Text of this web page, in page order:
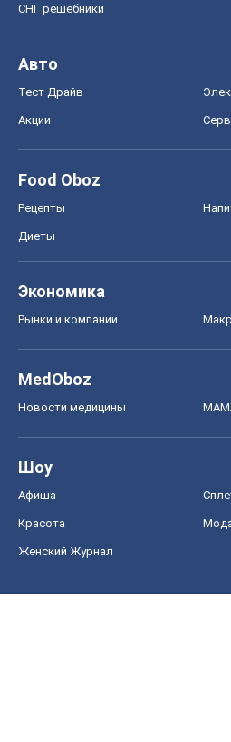
СНГ решебники
Авто
Тест Драйв
Акции
Food Oboz
Рецепты
Диеты
Экономика
Рынки и компании
MedOboz
Новости медицины
Шоу
Афиша
Красота
Женский Журнал